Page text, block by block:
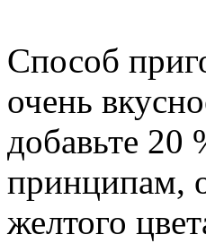
Способ
очень
добавьте 20
принципам,
желтого